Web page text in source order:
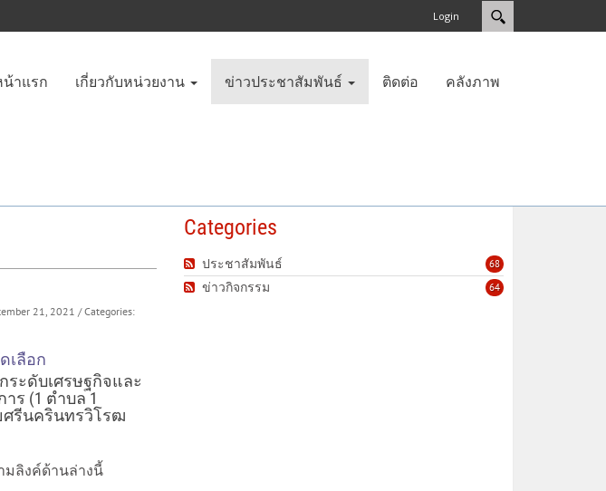
Login
าแรก เกี่ยวกับหน่วยงาน ข่าวประชาสัมพันธ์ ติดต่อ คลังภาพ
21, 2021 / Categories:
เลือก
ระดับเศรษฐกิจและ
ร (1 ตำบล 1
รีนครินทรวิโรฒ
มลิงค์ด้านล่างนี้
Categories
68
ประชาสัมพันธ์
64
ข่าวกิจกรรม